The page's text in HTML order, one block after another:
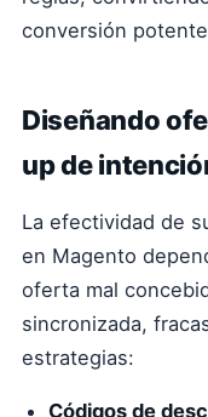
conversión
Diseñando
up de
La efectividad de
en Magento
oferta mal
sincronizada,
estrategias:
Códigos de